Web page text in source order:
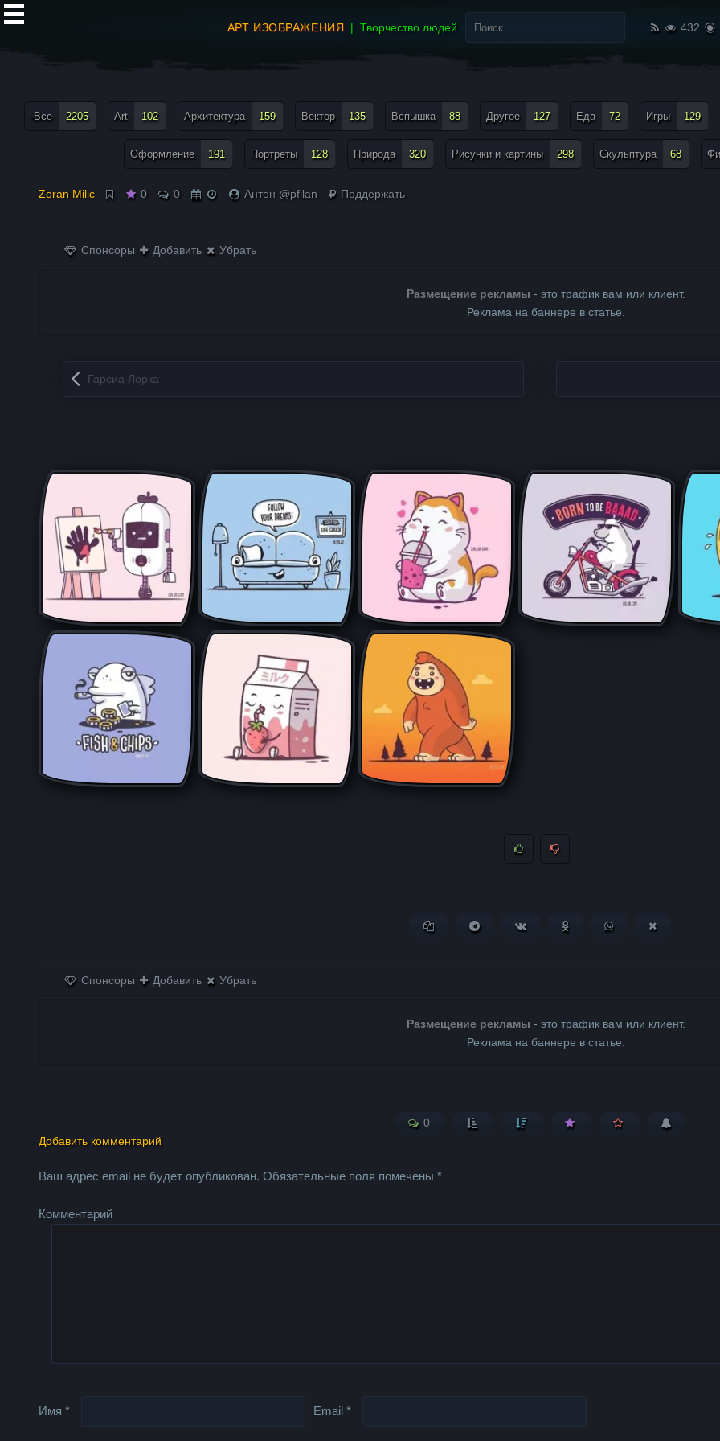
АРТ ИЗОБРАЖЕНИЯ Творчество людей
Найти:
432
-Все 2205 Art 102 Архитектура 159 Вектор 135 Вспышка 88 Другое 127 Еда 72 Игры 129
Оформление 191 Портреты 128 Природа 320 Рисунки и картины 298 Скульптура 68
Zoran Milic 0 0 Антон @pfilan Поддержать
Спонсоры Добавить Убрать
Размещение рекламы - это трафик вам или клиент.
Реклама на баннере в статье.
Запись навигация
Гарсиа Лорка
Копировать ссылкуПоделиться в Telegram
Поделиться ВКонтакте
Поделиться вПоделиться в
Спонсоры Добавить Убрать
Размещение рекламы - это трафик вам или клиент.
Реклама на баннере в статье.
0
Добавить комментарий
Ваш адрес email не будет опубликован. Обязательные поля помечены*
Комментарий
Имя* Email*